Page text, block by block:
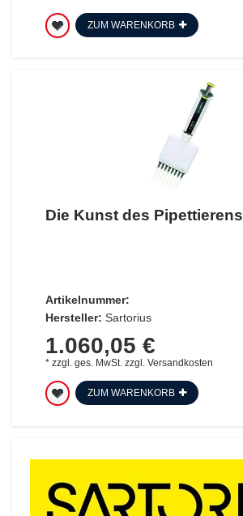
ZUM WARENKORB
Die Kunst des Pipettierens
Artikelnummer:
Hersteller: Sartorius
1.060,05 €
* zzgl. ges. MwSt.zzgl. Versandkosten
ZUM WARENKORB